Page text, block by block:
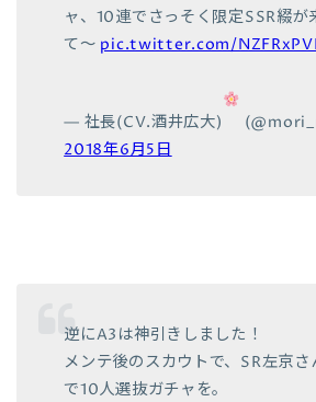
ャ、10連でさっそく限定SSR綴が
て〜 pic.twitter.com/
— 社長(CV.酒井広大)
2018年6月5日
逆にA3は神引きしました！
メンテ後のスカウトで、SR左京
で10人選抜ガチャを。